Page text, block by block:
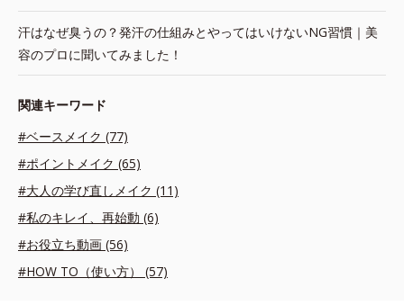
汗はなぜ臭うの？発汗の仕組みとやってはいけないNG習慣｜美
容のプロに聞いてみました！
関連キーワード
#ベースメイク (77)
#ポイントメイク (65)
#大人の学び直しメイク (11)
#私のキレイ、再始動 (6)
#お役立ち動画 (56)
#HOW TO（使い方） (57)